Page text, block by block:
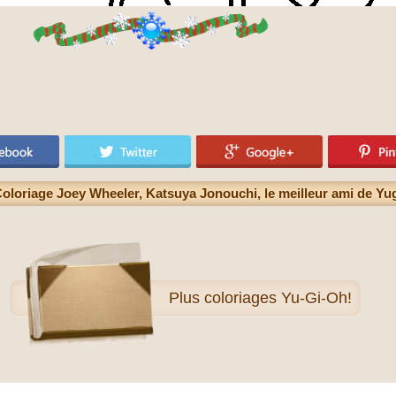
Joey Wheeler, Katsuya Jonouchi, le meilleur ami de
Plus coloriages Yu-Gi-Oh!